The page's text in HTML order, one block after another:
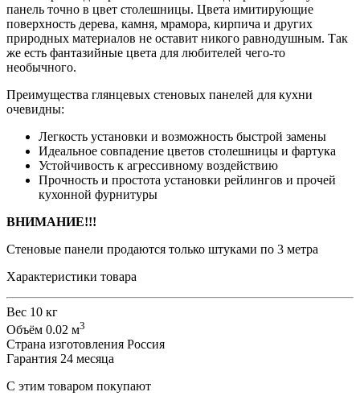
панель точно в цвет столешницы. Цвета имитирующие
поверхность дерева, камня, мрамора, кирпича и других
природных материалов не оставит никого равнодушным. Так
же есть фантазийные цвета для любителей чего-то
необычного.
Преимущества глянцевых стеновых панелей для кухни
очевидны:
Легкость установки и возможность быстрой замены
Идеальное совпадение цветов столешницы и фартука
Устойчивость к агрессивному воздействию
Прочность и простота установки рейлингов и прочей
кухонной фурнитуры
ВНИМАНИЕ!!!
Стеновые панели продаются только штуками по 3 метра
Характеристики товара
Вес 10 кг
Объём 0.02 м3
Страна изготовления Россия
Гарантия 24 месяца
С этим товаром покупают